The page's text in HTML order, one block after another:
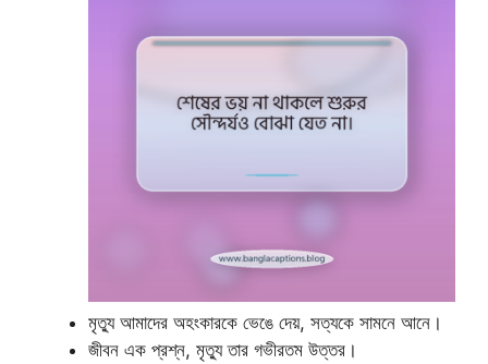
মৃত্যু আমাদের অহংকারকে ভেঙে দেয়, সত্যকে সামনে আনে।
জীবন এক প্রশ্ন, মৃত্যু তার গভীরতম উত্তর।